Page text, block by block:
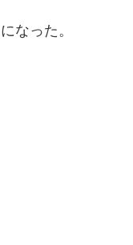
なった。